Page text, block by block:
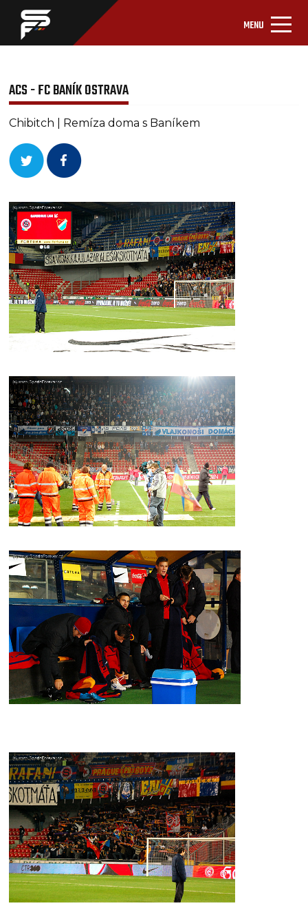
MENU
ACS - FC BANÍK OSTRAVA
Chibitch | Remíza doma s Baníkem